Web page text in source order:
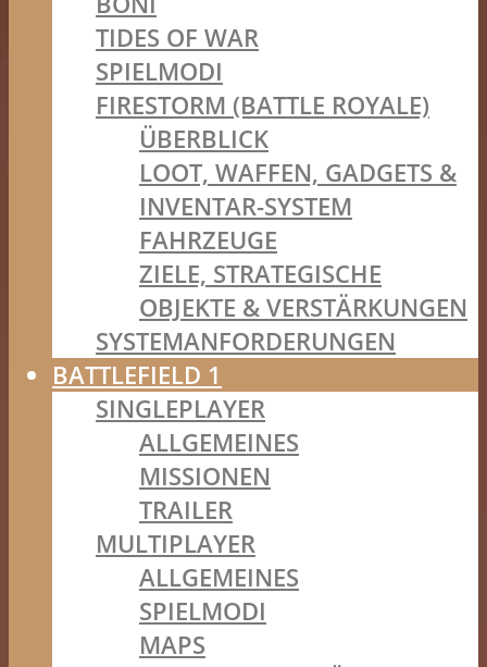
TIDES OF WAR
SPIELMODI
FIRESTORM (BATTLE ROYALE)
ÜBERBLICK
LOOT, WAFFEN, GADGETS &
INVENTAR-SYSTEM
FAHRZEUGE
ZIELE, STRATEGISCHE
OBJEKTE & VERSTÄRKUNGEN
SYSTEMANFORDERUNGEN
BATTLEFIELD 1
SINGLEPLAYER
ALLGEMEINES
MISSIONEN
TRAILER
MULTIPLAYER
ALLGEMEINES
SPIELMODI
MAPS